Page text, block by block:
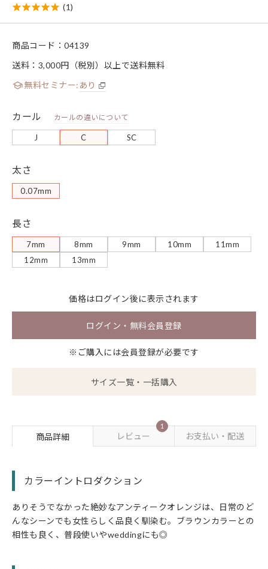
(1)
商品コード： 04139
送料：3,000円（税別）以上で送料無料
無料セミナー: あり
カール カールの違いについて
J C SC
太さ
0.07mm
長さ
7mm 8mm 9mm 10mm
11mm
12mm
13mm
価格はログイン後に表示されます
ログイン・無料会員登録
※ご購入には会員登録が必要です
サイズ一覧・一括購入
商品詳細 レビュー
1
お支払い・配送
カラーイントロダクション
ありそうでなかった絶妙なアンティークオレンジは、日常のど
んなシーンでも女性らしく品良く馴染む。ブラウンカラーとの
相性も良く、普段使いやweddingにも◎